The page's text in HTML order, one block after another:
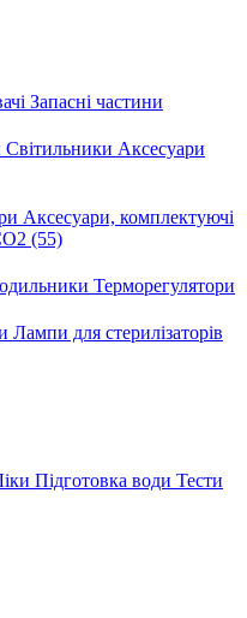
Запасні частини
Світильники Аксесуари
Аксесуари, комплектуючі
(55)
Терморегулятори
Лампи для стерилізаторів
Підготовка води Тести